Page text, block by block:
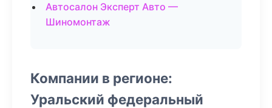
Автосалон Эксперт Авто —
Шиномонтаж
Компании в регионе:
Уральский федеральный